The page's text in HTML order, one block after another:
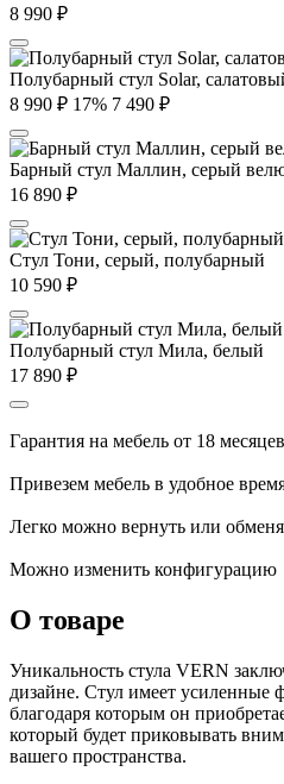
8 990 ₽
Полубарный стул Solar,
8 990 ₽ 17% 7 490 ₽
Барный стул Маллин, серый
16 890 ₽
Стул Тони, серый, полубарный
10 590 ₽
Полубарный стул Мила, белый
17 890 ₽
Гарантия на мебель от 18 месяцев
Привезем мебель в удобное
Легко можно вернуть или
Можно изменить конфигурацию
О товаре
Уникальность стула VERN
дизайне. Стул имеет усиленные
благодаря которым он
который будет приковывать
вашего пространства.